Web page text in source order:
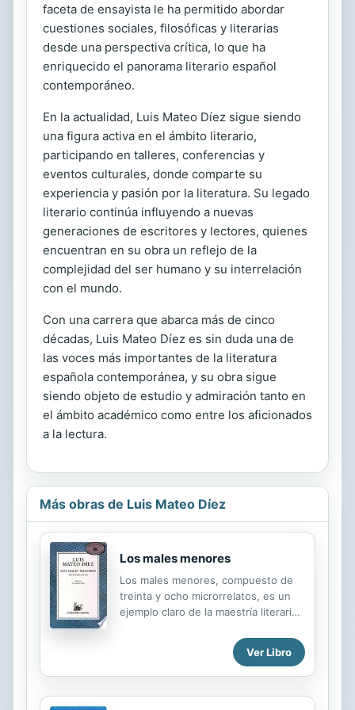
faceta de ensayista le ha permitido abordar
cuestiones sociales, filosóficas y literarias
desde una perspectiva crítica, lo que ha
enriquecido el panorama literario español
contemporáneo.
En la actualidad, Luis Mateo Díez sigue siendo
una figura activa en el ámbito literario,
participando en talleres, conferencias y
eventos culturales, donde comparte su
experiencia y pasión por la literatura. Su legado
literario continúa influyendo a nuevas
generaciones de escritores y lectores, quienes
encuentran en su obra un reflejo de la
complejidad del ser humano y su interrelación
con el mundo.
Con una carrera que abarca más de cinco
décadas, Luis Mateo Díez es sin duda una de
las voces más importantes de la literatura
española contemporánea, y su obra sigue
siendo objeto de estudio y admiración tanto en
el ámbito académico como entre los aficionados
a la lectura.
Más obras de Luis Mateo Díez
Los males menores
Los males menores, compuesto de
treinta y ocho microrrelatos, es un
ejemplo claro de la maestría literaria
género se presta, como ningún otro,
a la experimentación, el autor se
acerca en esta obra a los límites de
Ver Libro